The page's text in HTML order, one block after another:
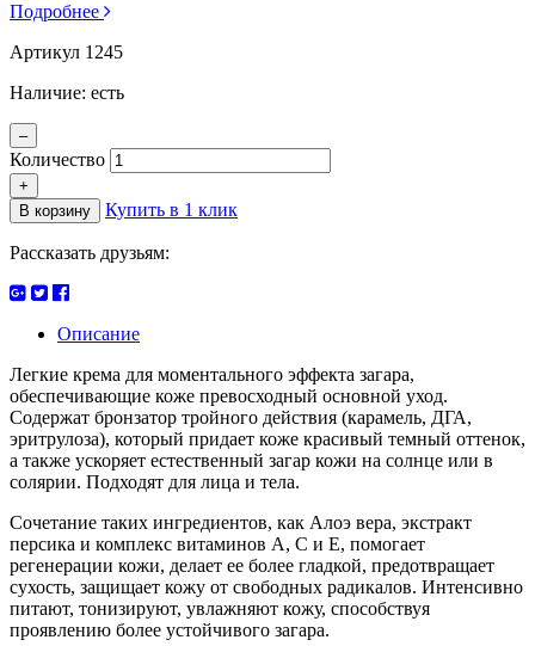
Подробнее
Артикул 1245
Наличие: есть
Количество
В корзину Купить в 1 клик
Рассказать друзьям:
Описание
Легкие крема для моментального эффекта загара,
обеспечивающие коже превосходный основной уход.
Содержат бронзатор тройного действия (карамель, ДГА,
эритрулоза), который придает коже красивый темный оттенок,
а также ускоряет естественный загар кожи на солнце или в
солярии. Подходят для лица и тела.
Сочетание таких ингредиентов, как Алоэ вера, экстракт
персика и комплекс витаминов А, С и Е, помогает
регенерации кожи, делает ее более гладкой, предотвращает
сухость, защищает кожу от свободных радикалов. Интенсивно
питают, тонизируют, увлажняют кожу, способствуя
проявлению более устойчивого загара.